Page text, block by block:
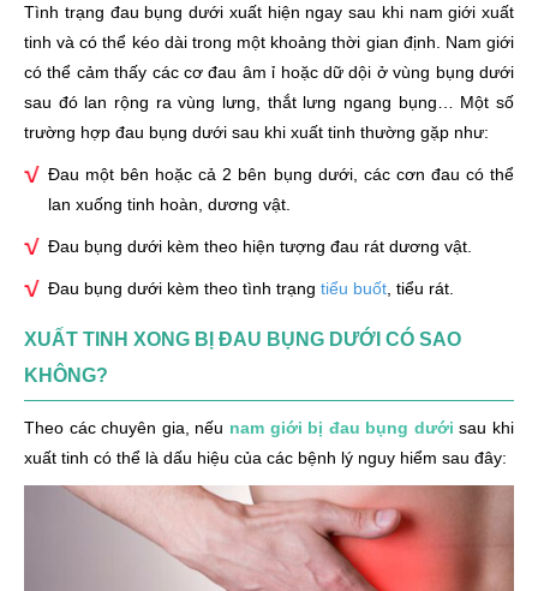
Khi bị xuất tinh xong bị đau bụng dưới nên làm gì?
Điều trị hiện tượng xuất tinh xong bị đau bụng dưới tại
phòng khám đa khoa Thái Hà.
Tình trạng đau bụng dưới xuất hiện ngay sau khi nam giới xuất
tinh và có thể kéo dài trong một khoảng thời gian định. Nam giới
có thể cảm thấy các cơ đau âm ỉ hoặc dữ dội ở vùng bụng dưới
sau đó lan rộng ra vùng lưng, thắt lưng ngang bụng… Một số
trường hợp đau bụng dưới sau khi xuất tinh thường gặp như:
Đau một bên hoặc cả 2 bên bụng dưới, các cơn đau có thể
lan xuống tinh hoàn, dương vật.
Đau bụng dưới kèm theo hiện tượng đau rát dương vật.
Đau bụng dưới kèm theo tình trạng tiểu buốt , tiểu rát.
XUẤT TINH XONG BỊ ĐAU BỤNG DƯỚI CÓ SAO
KHÔNG?
Theo các chuyên gia, nếu nam giới bị đau bụng dưới sau khi
xuất tinh có thể là dấu hiệu của các bệnh lý nguy hiểm sau đây: